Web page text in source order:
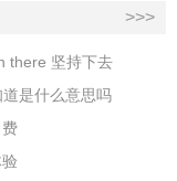
>>>
there 坚持下去
道是什么意思吗